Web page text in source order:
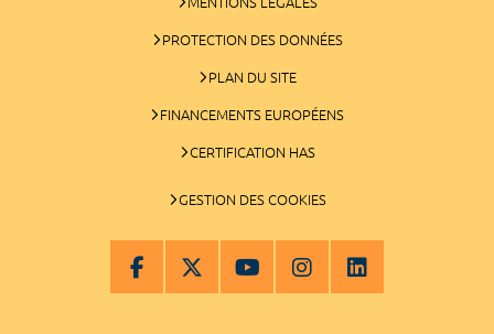
PROTECTION DES DONNÉES
PLAN DU SITE
FINANCEMENTS EUROPÉENS
CERTIFICATION HAS
GESTION DES COOKIES